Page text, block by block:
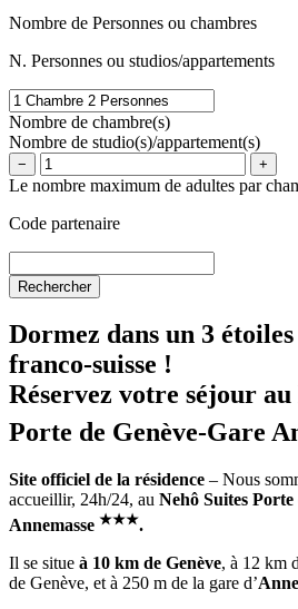
Nombre de Personnes ou chambres
N. Personnes ou studios/appartements
Nombre de chambre(s)
Nombre de studio(s)/appartement(s)
− +
Le nombre maximum de adultes par
Code partenaire
Dormez dans un 3
franco-suisse !
Réservez votre séjour au
Porte de Genève-Gare
Site officiel de la résidence – Nous
accueillir, 24h/24, au Nehô Suites
Annemasse ★★★.
Il se situe à 10 km de Genève, à 12 km
de Genève, et à 250 m de la gare d’